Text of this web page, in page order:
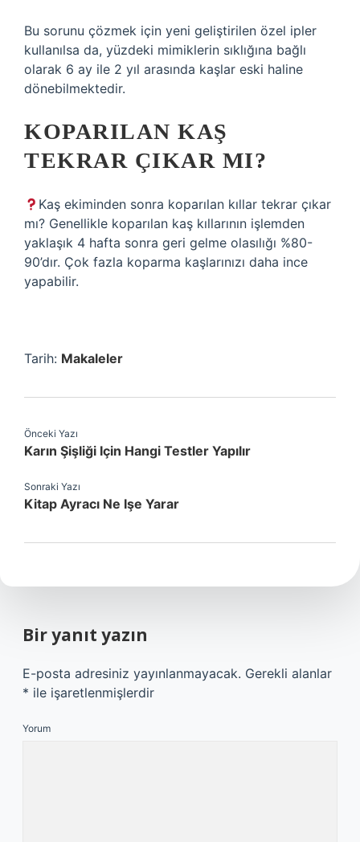
Bu sorunu çözmek için yeni geliştirilen özel ipler
kullanılsa da, yüzdeki mimiklerin sıklığına bağlı
olarak 6 ay ile 2 yıl arasında kaşlar eski haline
dönebilmektedir.
KOPARILAN KAŞ
TEKRAR ÇIKAR MI?
Kaş ekiminden sonra koparılan kıllar tekrar çıkar
mı? Genellikle koparılan kaş kıllarının işlemden
yaklaşık 4 hafta sonra geri gelme olasılığı %80-
90’dır. Çok fazla koparma kaşlarınızı daha ince
yapabilir.
Tarih: Makaleler
Önceki Yazı
Karın Şişliği Için Hangi Testler Yapılır
Sonraki Yazı
Kitap Ayracı Ne Işe Yarar
Bir yanıt yazın
E-posta adresiniz yayınlanmayacak. Gerekli alanlar
* ile işaretlenmişlerdir
Yorum